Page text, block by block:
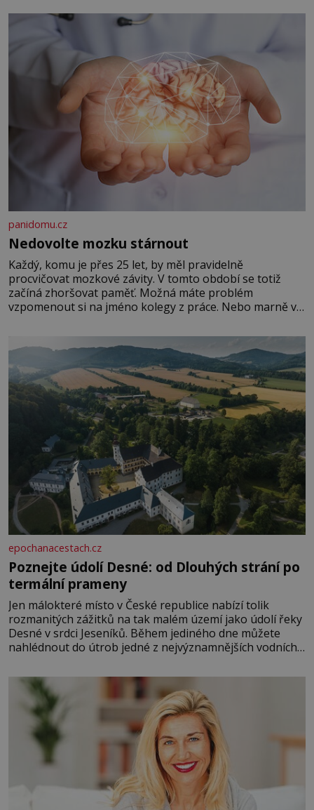
panidomu.cz
Nedovolte mozku stárnout
Každý, komu je přes 25 let, by měl pravidelně
procvičovat mozkové závity. V tomto období se totiž
začíná zhoršovat paměť. Možná máte problém
vzpomenout si na jméno kolegy z práce. Nebo marně v
Je to opravdu tak, s věkem jako kdyby se paměť
rozhodla stávkovat. Cvičte
epochanacestach.cz
Poznejte údolí Desné: od Dlouhých strání po
termální prameny
Jen málokteré místo v České republice nabízí tolik
rozmanitých zážitků na tak malém území jako údolí řeky
Desné v srdci Jeseníků. Během jediného dne můžete
nahlédnout do útrob jedné z nejvýznamnějších vodních
se na koloběžce a den zakončit poznáváním památek ve
Velkých Losinách nebo v termálním